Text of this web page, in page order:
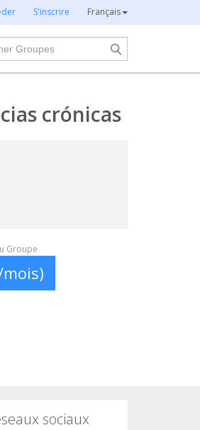
S'inscrire Français
crónicas
Groupe
sociaux